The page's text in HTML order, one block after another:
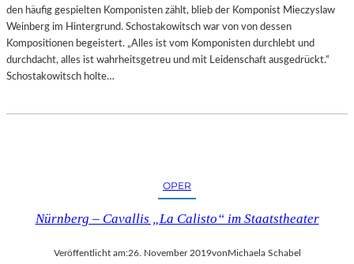
den häufig gespielten Komponisten zählt, blieb der Komponist Mieczyslaw
Weinberg im Hintergrund. Schostakowitsch war von von dessen
Kompositionen begeistert. „Alles ist vom Komponisten durchlebt und
durchdacht, alles ist wahrheitsgetreu und mit Leidenschaft ausgedrückt.“
Schostakowitsch holte…
OPER
Nürnberg – Cavallis „La Calisto“ im Staatstheater
Veröffentlicht am:26. November 2019vonMichaela Schabel